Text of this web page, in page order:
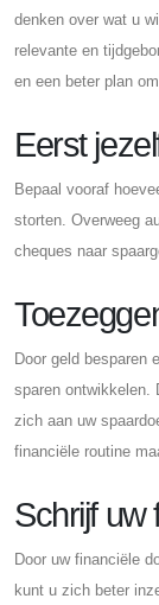
denken over wat u
relevante en
en een beter plan
Eerst
Bepaal vooraf
storten. Overweeg
cheques naar
Door geld besparen
sparen ontwikkelen.
zich aan uw
financiële routine
Schrijf uw
Door uw financiële
kunt u zich beter